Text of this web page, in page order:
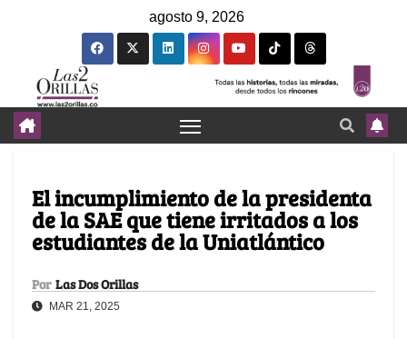
agosto 9, 2026
El incumplimiento de la presidenta
de la SAE que tiene irritados a los
estudiantes de la Uniatlántico
Por Las Dos Orillas
MAR 21, 2025